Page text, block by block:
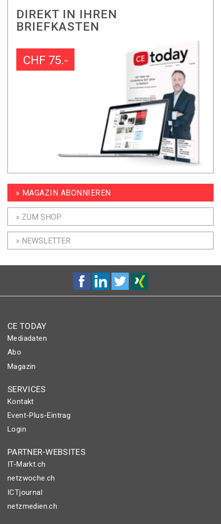
DIREKT IN IHREN
BRIEFKASTEN
CHF 75.-
» MAGAZIN ABONNIEREN
» ZUM SHOP
» NEWSLETTER
CE TODAY
Mediadaten
Abo
Magazin
SERVICES
Kontakt
Event-Plus-Eintrag
Login
PARTNER-WEBSITES
IT-Markt.ch
netzwoche.ch
ICTjournal
netzmedien.ch